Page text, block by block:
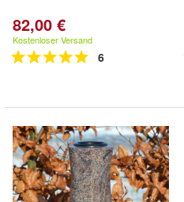
82,00 €
Kostenloser Versand
6